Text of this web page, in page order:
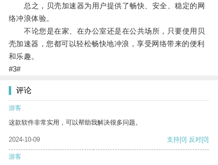
总之，贝壳加速器为用户提供了畅快、安全、稳定的网
络冲浪体验。
不论您是在家、在办公室还是在公共场所，只要使用贝
壳加速器，您都可以轻松畅快地冲浪，享受网络带来的便利
和乐趣。
#3#
评论
游客
这款软件非常实用，可以帮助我解决很多问题。
2024-10-09 支持[0] 反对[0]
游客